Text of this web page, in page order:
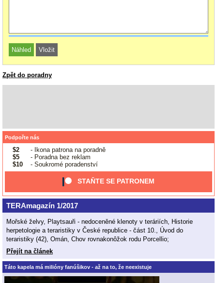
Zpět do poradny
Podpořte nás
$2
- Ikona patrona na poradně
$5
- Poradna bez reklam
$10
- Soukromé poradenství
STAŇTE SE PATRONEM
TERAmagazín 1/2017
Mořské želvy, Playtsauři - nedoceněné klenoty v teráriích, Historie
herpetologie a teraristiky v České republice - část 10., Úvod do
teraristiky (42), Omán, Chov rovnakonôžok rodu Porcellio;
Přejít na článek
Táto kapela má milióny fanúšikov - až na to, že neexistuje